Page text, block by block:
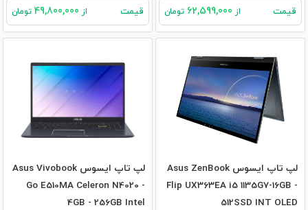
قیمت از تومان قیمت از تومان
لپ تاپ ایسوس Asus ZenBook
Flip UX363EA i5 1135G7-16GB -
512SSD INT OLED
لپ تاپ ایسوس Asus Vivobook
Go E510MA Celeron N4020 -
4GB - 256GB Intel